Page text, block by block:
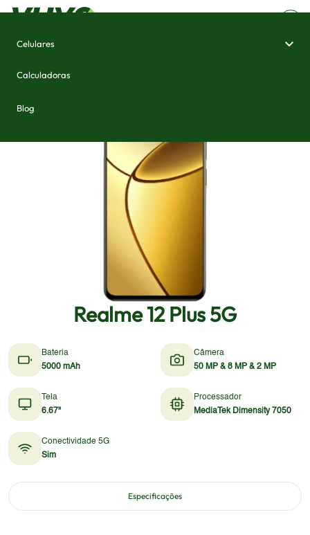
Celulares
Calculadoras
Blog
Realme 12 Plus 5G
Bateria
5000 mAh
Câmera
50 MP & 8 MP & 2 MP
Tela
6.67"
Processador
MediaTek Dimensity 7050
Conectividade 5G
Sim
Especificações